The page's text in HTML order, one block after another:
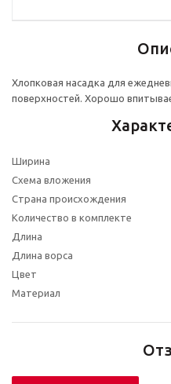
Хлопковая насадка для
поверхностей. Хорошо
Ширина
Схема вложения
Страна происхождения
Количество в комплекте
Длина
Длина ворса
Цвет
Материал